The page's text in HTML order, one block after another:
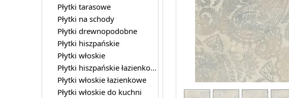
Płytki tarasowe
Płytki na schody
Płytki drewnopodobne
Płytki hiszpańskie
Płytki włoskie
Płytki hiszpańskie łazienkowe
Płytki włoskie łazienkowe
Płytki włoskie do kuchni